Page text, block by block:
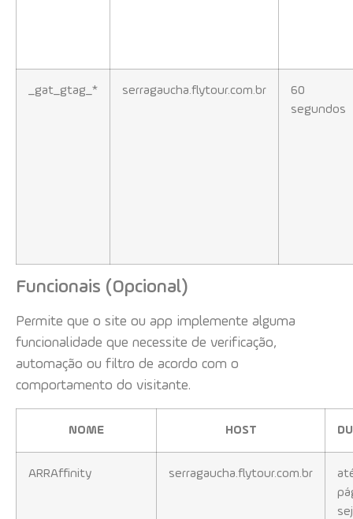
_gat_gtag_* serragaucha.flytour.com.br
60
segundos
Funcionais (Opcional)
Permite que o site ou app implemente alguma
funcionalidade que necessite de verificação,
automação ou filtro de acordo com o
comportamento do visitante.
NOME HOST
ARRAffinity serragaucha.flytour.com.br